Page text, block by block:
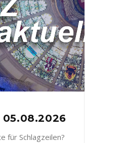
05.08.2026
für Schlagzeilen?